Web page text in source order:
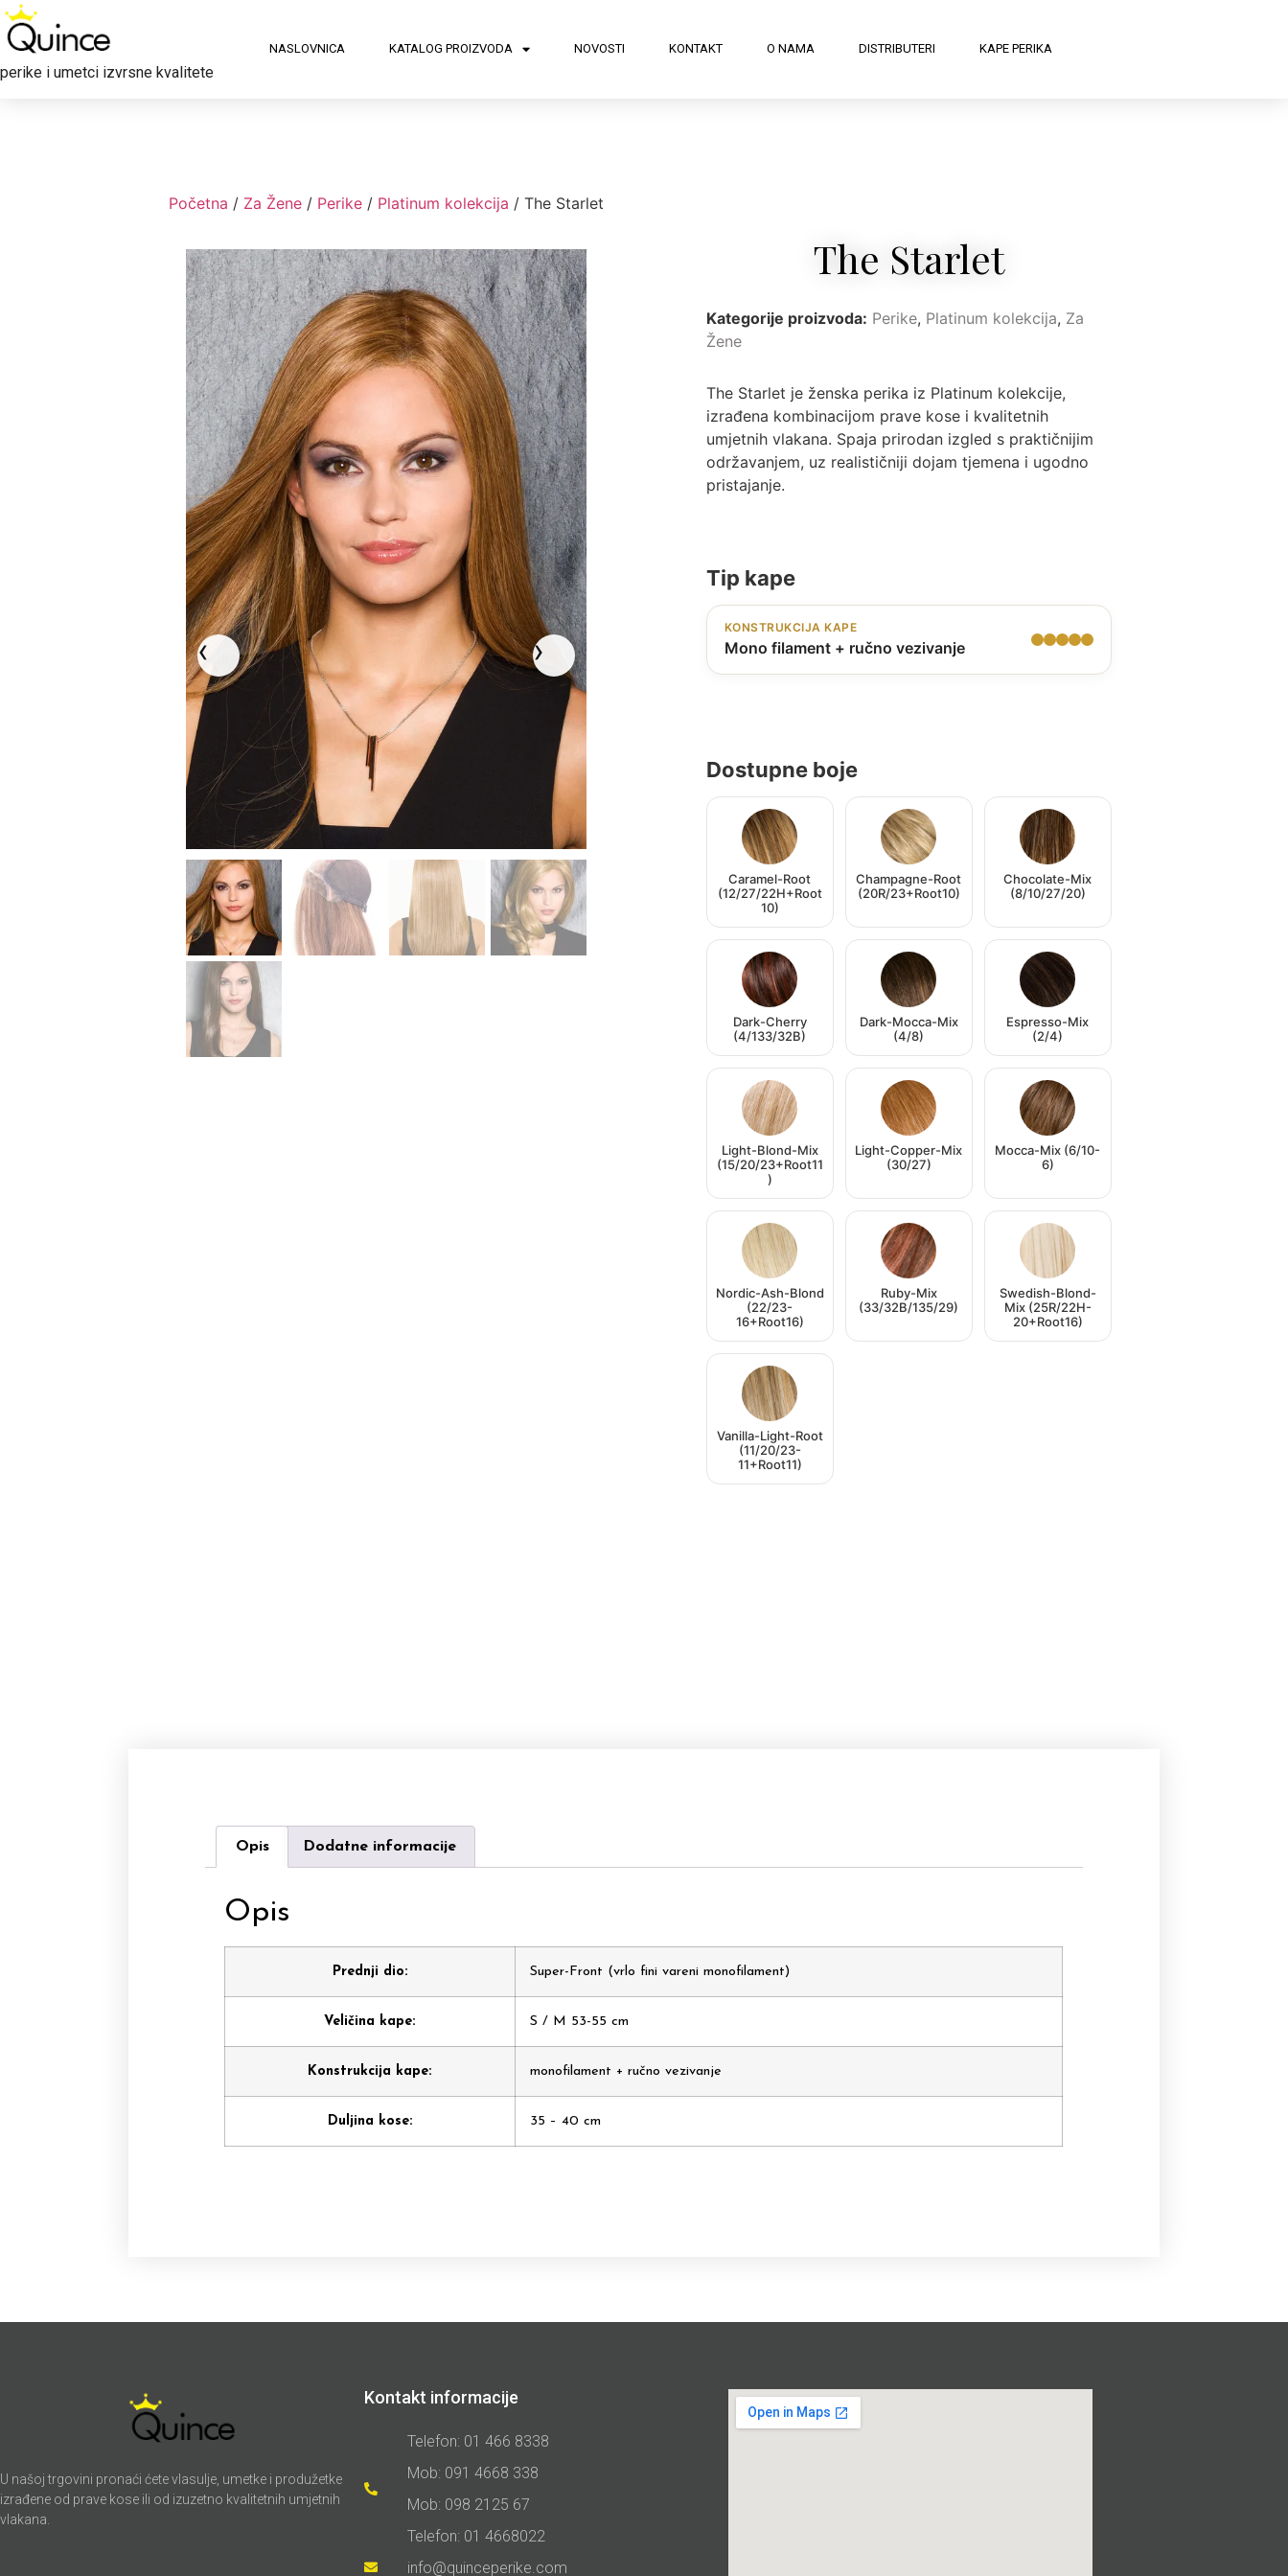
perike i umetci izvrsne kvalitete
NASLOVNICA KATALOG PROIZVODA NOVOSTI KONTAKT O NAMA DISTRIBUTERI KAPE PERIKA
Početna / Za Žene / Perike / Platinum kolekcija / The Starlet
The Starlet
Kategorije proizvoda: Perike, Platinum kolekcija, Za
Žene
The Starlet je ženska perika iz Platinum kolekcije,
izrađena kombinacijom prave kose i kvalitetnih
umjetnih vlakana. Spaja prirodan izgled s praktičnijim
održavanjem, uz realističniji dojam tjemena i ugodno
pristajanje.
Tip kape
KONSTRUKCIJA KAPE
Mono filament + ručno vezivanje
Dostupne boje
Caramel-Root
(12/27/22H+Root
10)
Champagne-Root
(20R/23+Root10)
Chocolate-Mix
(8/10/27/20)
Dark-Cherry
(4/133/32B)
Dark-Mocca-Mix
(4/8)
Espresso-Mix
(2/4)
Light-Blond-Mix
(15/20/23+Root11
)
Light-Copper-Mix
(30/27)
Mocca-Mix (6/10-
6)
Nordic-Ash-Blond
(22/23-
16+Root16)
Ruby-Mix
(33/32B/135/29)
Swedish-Blond-
Mix (25R/22H-
20+Root16)
Vanilla-Light-Root
(11/20/23-
11+Root11)
Opis Dodatne informacije
Opis
Prednji dio: Super-Front (vrlo fini vareni monofilament)
Veličina kape: S / M 53-55 cm
Konstrukcija kape: monofilament + ručno vezivanje
Duljina kose: 35 – 40 cm
U našoj trgovini pronaći ćete vlasulje, umetke i produžetke
izrađene od prave kose ili od izuzetno kvalitetnih umjetnih
vlakana.
Kontakt informacije
Telefon: 01 466 8338
Mob: 091 4668 338
Mob: 098 2125 67
Telefon: 01 4668022
info@quinceperike.com